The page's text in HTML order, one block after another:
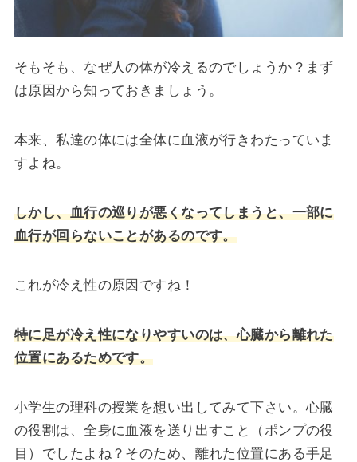
そもそも、なぜ人の体が冷えるのでしょうか？まず
は原因から知っておきましょう。
本来、私達の体には全体に血液が行きわたっていま
すよね。
しかし、血行の巡りが悪くなってしまうと、一部に
血行が回らないことがあるのです。
これが冷え性の原因ですね！
特に足が冷え性になりやすいのは、心臓から離れた
位置にあるためです。
小学生の理科の授業を想い出してみて下さい。心臓
の役割は、全身に血液を送り出すこと（ポンプの役
目）でしたよね？そのため、離れた位置にある手足